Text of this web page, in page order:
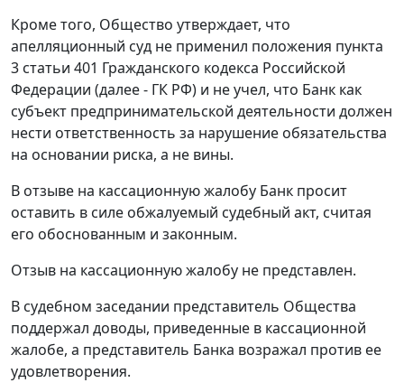
Кроме того, Общество утверждает, что
апелляционный суд не применил положения пункта
3 статьи 401 Гражданского кодекса Российской
Федерации (далее - ГК РФ) и не учел, что Банк как
субъект предпринимательской деятельности должен
нести ответственность за нарушение обязательства
на основании риска, а не вины.
В отзыве на кассационную жалобу Банк просит
оставить в силе обжалуемый судебный акт, считая
его обоснованным и законным.
Отзыв на кассационную жалобу не представлен.
В судебном заседании представитель Общества
поддержал доводы, приведенные в кассационной
жалобе, а представитель Банка возражал против ее
удовлетворения.